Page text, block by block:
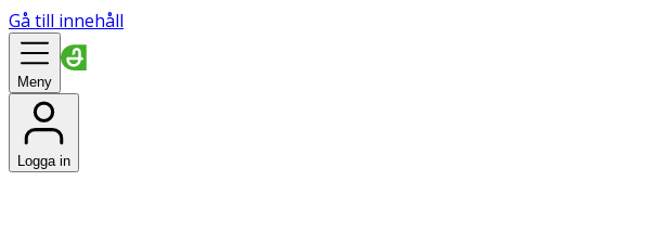
Gå till innehåll
Meny
Logga in